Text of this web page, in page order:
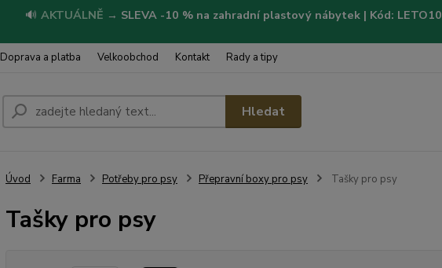
🔊 AKTUÁLNĚ → SLEVA -10 % na zahradní plastový nábytek | Kód: LETO10
Doprava a platba Velkoobchod Kontakt Rady a tipy
Hledat
Úvod Farma Potřeby pro psy Přepravní boxy pro psy Tašky pro psy
Tašky pro psy